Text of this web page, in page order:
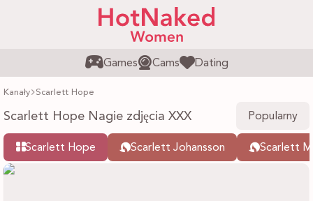
Games Cams Dating
Kanały Scarlett Hope
Scarlett Hope Nagie zdjęcia XXX Popularny
Scarlett Hope Scarlett Johansson Scarlett